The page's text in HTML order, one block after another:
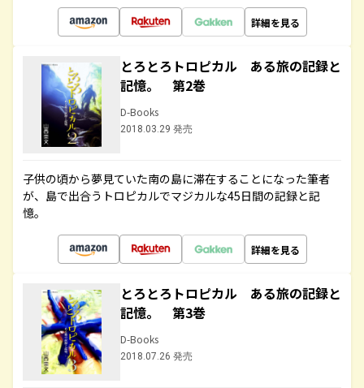
詳細を見る
とろとろトロピカル ある旅の記録と
記憶。 第2巻
D-Books
2018.03.29 発売
子供の頃から夢見ていた南の島に滞在することになった筆者
が、島で出合うトロピカルでマジカルな45日間の記録と記
憶。
詳細を見る
とろとろトロピカル ある旅の記録と
記憶。 第3巻
D-Books
2018.07.26 発売